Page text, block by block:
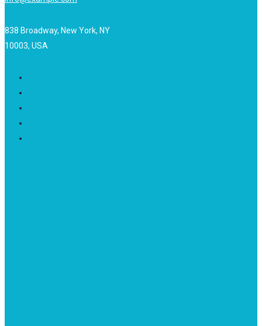
838 Broadway, New York, NY
10003, USA